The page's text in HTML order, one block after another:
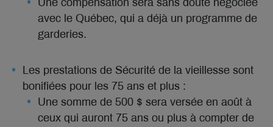
Une compensation sera sans doute négociée
avec le Québec, qui a déjà un programme de
garderies.
Les prestations de Sécurité de la vieillesse sont
bonifiées pour les 75 ans et plus :
Une somme de 500 $ sera versée en août à
ceux qui auront 75 ans ou plus à compter de